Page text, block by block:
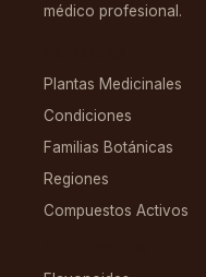
médico profesional.
Plantas Medicinales
Condiciones
Familias Botánicas
Regiones
Compuestos Activos